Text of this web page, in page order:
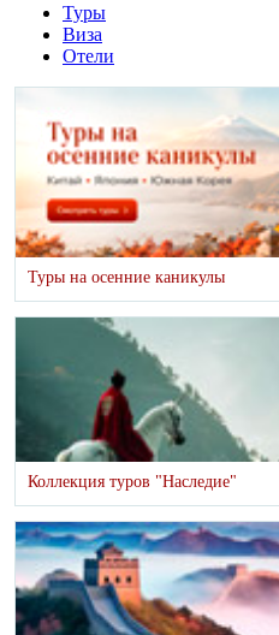
Туры
Виза
Отели
Туры на осенние каникулы
Коллекция туров "Наследие"